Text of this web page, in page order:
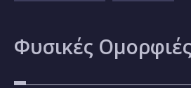
Φυσικές Ομορφιές